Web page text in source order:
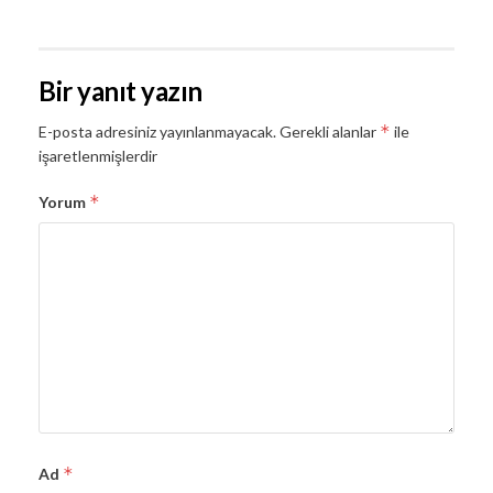
Bir yanıt yazın
E-posta adresiniz yayınlanmayacak.Gerekli alanlar * ile
işaretlenmişlerdir
Yorum *
Ad *